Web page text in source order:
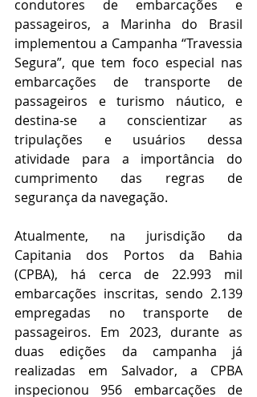
condutores de embarcações e
passageiros, a Marinha do Brasil
implementou a Campanha “Travessia
Segura”, que tem foco especial nas
embarcações de transporte de
passageiros e turismo náutico, e
destina-se a conscientizar as
tripulações e usuários dessa
atividade para a importância do
cumprimento das regras de
segurança da navegação.
Atualmente, na jurisdição da
Capitania dos Portos da Bahia
(CPBA), há cerca de 22.993 mil
embarcações inscritas, sendo 2.139
empregadas no transporte de
passageiros. Em 2023, durante as
duas edições da campanha já
realizadas em Salvador, a CPBA
inspecionou 956 embarcações de